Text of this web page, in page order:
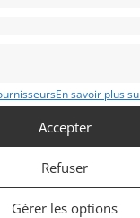
En savoir plus
Accepter
Refuser
Gérer les options
RALLYE